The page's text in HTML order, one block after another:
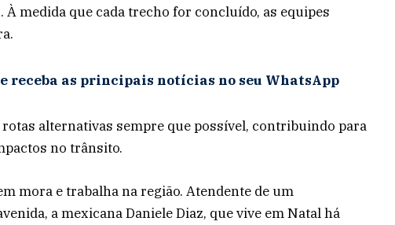
medida que cada trecho for concluído, as equipes
receba as principais notícias no seu WhatsApp
alternativas sempre que possível, contribuindo para
no trânsito.
mora e trabalha na região. Atendente de um
a mexicana Daniele Diaz, que vive em Natal há